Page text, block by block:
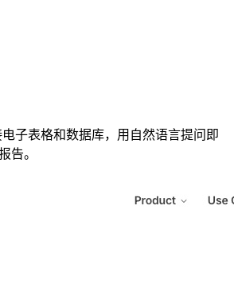
子表格和数据库，用自然语言提问即
告。